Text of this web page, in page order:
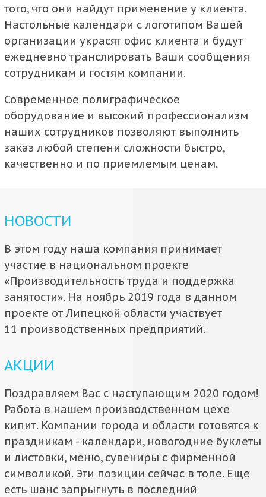
того, что они найдут применение у клиента.
Настольные календари с логотипом Вашей
организации украсят офис клиента и будут
ежедневно транслировать Ваши сообщения
сотрудникам и гостям компании.
Современное полиграфическое
оборудование и высокий профессионализм
наших сотрудников позволяют выполнить
заказ любой степени сложности быстро,
качественно и по приемлемым ценам.
НОВОСТИ
В этом году наша компания принимает
участие в национальном проекте
«Производительность труда и поддержка
занятости». На ноябрь 2019 года в данном
проекте от Липецкой области участвует
11 производственных предприятий.
АКЦИИ
Поздравляем Вас с наступающим 2020 годом!
Работа в нашем производственном цехе
кипит. Компании города и области готовятся к
праздникам - календари, новогодние буклеты
и листовки, меню, сувениры с фирменной
символикой. Эти позиции сейчас в топе. Еще
есть шанс запрыгнуть в последний